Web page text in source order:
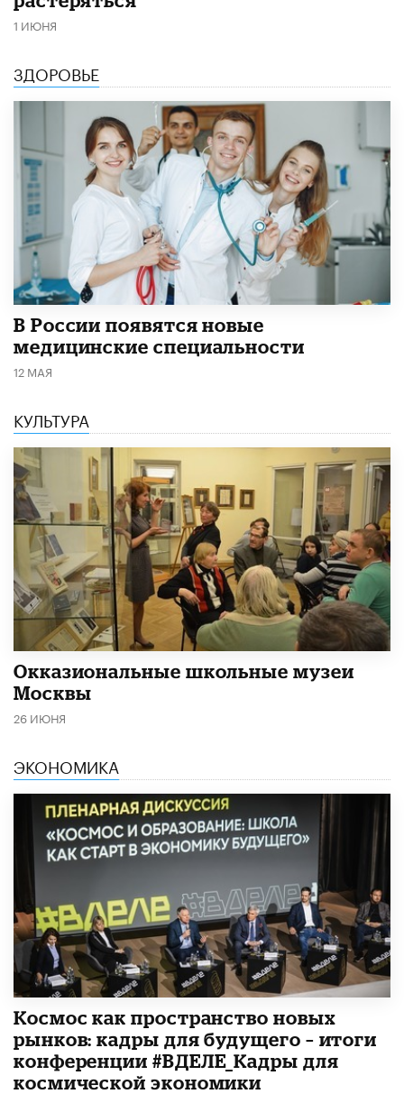
1 ИЮНЯ
ЗДОРОВЬЕ
В России появятся новые
медицинские специальности
12 МАЯ
КУЛЬТУРА
​Окказиональные школьные музеи
Москвы
26 ИЮНЯ
ЭКОНОМИКА
Космос как пространство новых
рынков: кадры для будущего – итоги
конференции #ВДЕЛЕ_Кадры для
космической экономики